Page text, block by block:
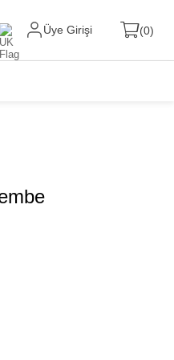
Üye Girişi 0